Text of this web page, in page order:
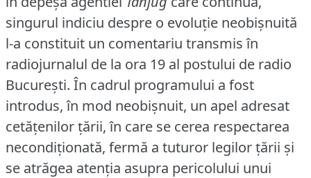
singurul indiciu despre o evoluţie neobişnuită
l-a constituit un comentariu transmis în
radiojurnalul de la ora 19 al postului de radio
Bucureşti. În cadrul programului a fost
introdus, în mod neobişnuit, un apel adresat
cetăţenilor ţării, în care se cerea respectarea
necondiţionată, fermă a tuturor legilor ţării şi
se atrăgea atenţia asupra pericolului unui